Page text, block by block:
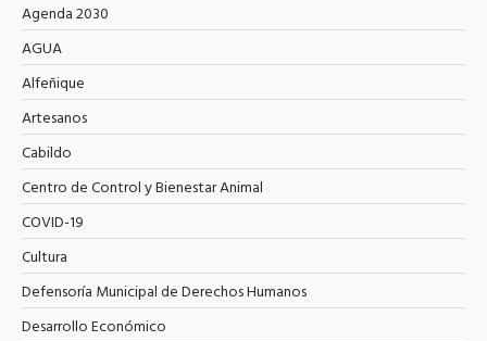
Agenda 2030
AGUA
Alfeñique
Artesanos
Cabildo
Centro de Control y Bienestar Animal
COVID-19
Cultura
Defensoría Municipal de Derechos Humanos
Desarrollo Económico